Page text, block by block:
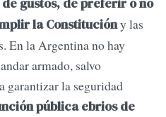
gustos, de preferir o no
la Constitucióny las
En la Argentina no hay
armado, salvo
garantizar la seguridad
pública ebrios de